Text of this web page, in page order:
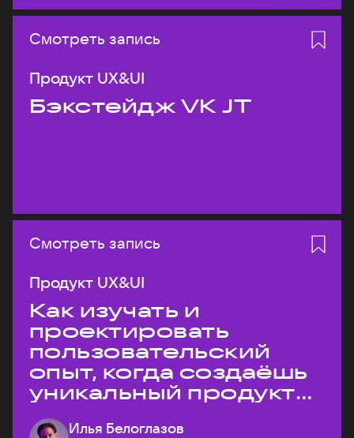
Смотреть запись
Продукт UX&UI
Бэкстейдж VK JT
Смотреть запись
Продукт UX&UI
Как изучать и
проектировать
пользовательский
опыт, когда создаёшь
уникальный продукт
на рынке?
Илья Белоглазов